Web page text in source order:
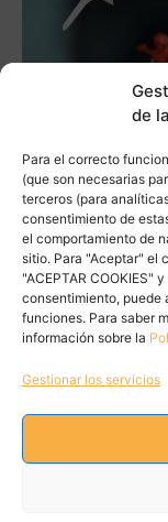
de
Para el correcto
(que son necesarias
terceros (para
consentimiento de
el comportamiento de
sitio. Para "Aceptar" el
"ACEPTAR COOKIES"
consentimiento, puede
funciones. Para saber
información sobre la
Gestionar los servicios